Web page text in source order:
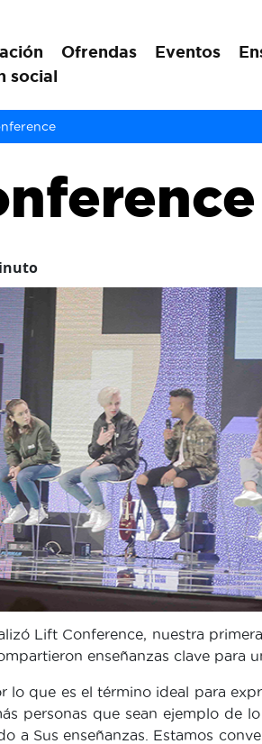
Ofrendas Eventos
social
Lift Conference, nuestra
enseñanzas clave para
lo que es el término ideal para
personas que sean ejemplo de
a Sus enseñanzas. Estamos